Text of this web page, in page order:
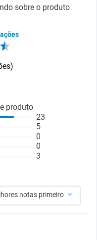
sobre o produto
produto
23
5
0
0
3
notas primeiro